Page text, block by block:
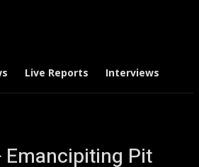
Live Reports Interviews
Emancipiting Pit